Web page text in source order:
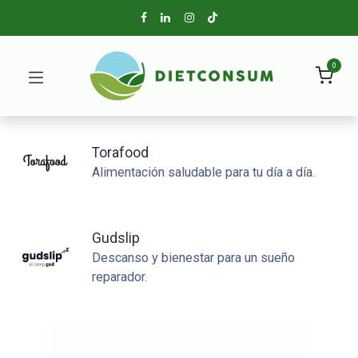
0
Torafood
Alimentación saludable para tu día a día.
Gudslip
Descanso y bienestar para un sueño
reparador.